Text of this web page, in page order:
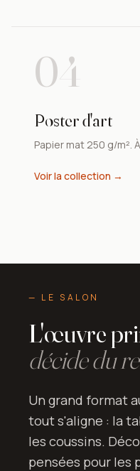
04
Poster d'art
Papier mat 250 g/m².
Voir la collection →
— LE SALON
L'œuvre
décide du
Un grand format
tout s'aligne : la
les coussins.
pensées pour les